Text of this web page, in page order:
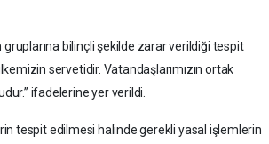
bilinçli şekilde zarar verildiği tespit
servetidir. Vatandaşlarımızın ortak
ifadelerine yer verildi.
tespit edilmesi halinde gerekli yasal işlemlerin